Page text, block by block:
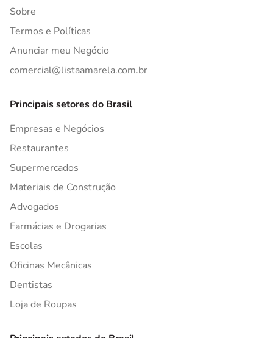
Sobre
Termos e Políticas
Anunciar meu Negócio
comercial@listaamarela.com.br
Principais setores do Brasil
Empresas e Negócios
Restaurantes
Supermercados
Materiais de Construção
Advogados
Farmácias e Drogarias
Escolas
Oficinas Mecânicas
Dentistas
Loja de Roupas